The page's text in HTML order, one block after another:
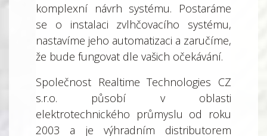
komplexní návrh systému. Postaráme
se o instalaci zvlhčovacího systému,
nastavíme jeho automatizaci a zaručíme,
že bude fungovat dle vašich očekávání.
Společnost Realtime Technologies CZ
s.r.o. působí v oblasti
elektrotechnického průmyslu od roku
2003 a je výhradním distributorem